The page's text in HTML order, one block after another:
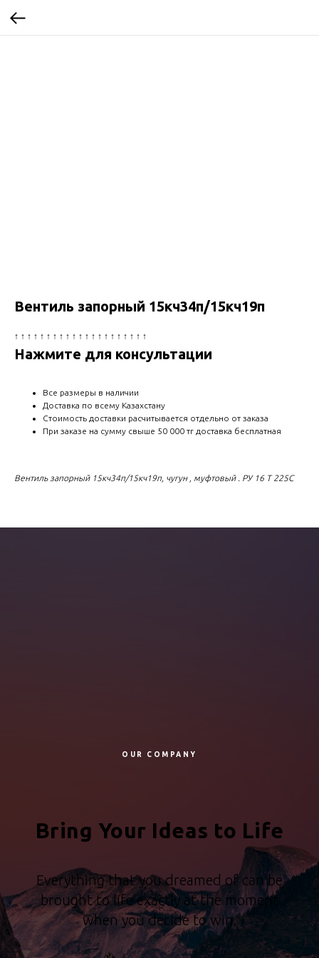
Вентиль запорный 15кч34п/15кч19п
↑ ↑ ↑ ↑ ↑ ↑ ↑ ↑ ↑ ↑ ↑ ↑ ↑ ↑ ↑ ↑ ↑ ↑ ↑ ↑ ↑
Нажмите для консультации
Все размеры в наличии
Доставка по всему Казахстану
Стоимость доставки расчитывается отдельно от заказа
При заказе на сумму свыше 50 000 тг доставка бесплатная
Вентиль запорный 15кч34п/15кч19п, чугун , муфтовый . РУ 16 Т 225С
OUR COMPANY
Bring Your Ideas to Life
Everything that you dreamed of can be
brought to life exactly at the moment
when you decide to win.